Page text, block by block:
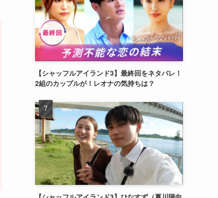
【シャッフルアイランド3】最終回をネタバレ！
2組のカップルが！レオナの気持ちは？